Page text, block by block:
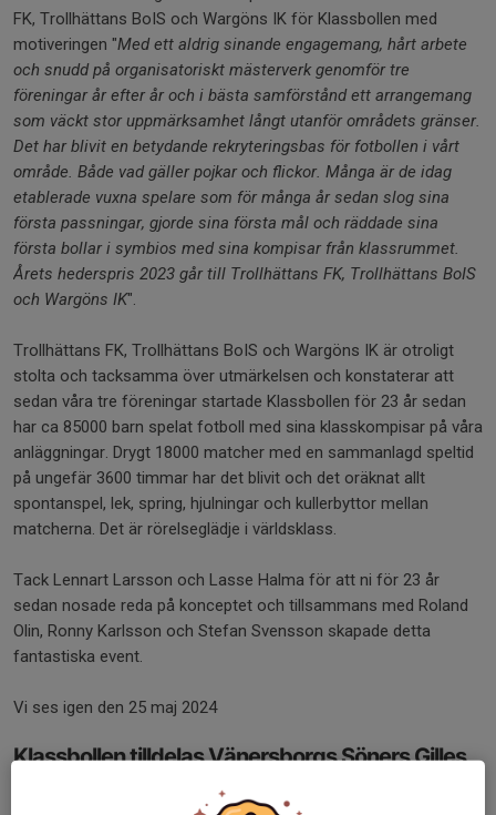
FK, Trollhättans BoIS och Wargöns IK för Klassbollen med
motiveringen "Med ett aldrig sinande engagemang, hårt arbete
och snudd på organisatoriskt mästerverk genomför tre
föreningar år efter år och i bästa samförstånd ett arrangemang
som väckt stor uppmärksamhet långt utanför områdets gränser.
Det har blivit en betydande rekryteringsbas för fotbollen i vårt
område. Både vad gäller pojkar och flickor. Många är de idag
etablerade vuxna spelare som för många år sedan slog sina
första passningar, gjorde sina första mål och räddade sina
första bollar i symbios med sina kompisar från klassrummet.
Årets hederspris 2023 går till Trollhättans FK, Trollhättans BoIS
och Wargöns IK".
Trollhättans FK, Trollhättans BoIS och Wargöns IK är otroligt
stolta och tacksamma över utmärkelsen och konstaterar att
sedan våra tre föreningar startade Klassbollen för 23 år sedan
har ca 85000 barn spelat fotboll med sina klasskompisar på våra
anläggningar. Drygt 18000 matcher med en sammanlagd speltid
på ungefär 3600 timmar har det blivit och det oräknat allt
spontanspel, lek, spring, hjulningar och kullerbyttor mellan
matcherna. Det är rörelseglädje i världsklass.
Tack Lennart Larsson och Lasse Halma för att ni för 23 år
sedan nosade reda på konceptet och tillsammans med Roland
Olin, Ronny Karlsson och Stefan Svensson skapade detta
fantastiska event.
Vi ses igen den 25 maj 2024
Klassbollen tilldelas Vänersborgs Söners Gilles